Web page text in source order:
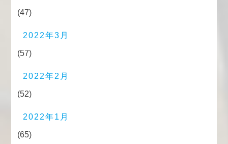
(47)
2022年3月
(57)
2022年2月
(52)
2022年1月
(65)